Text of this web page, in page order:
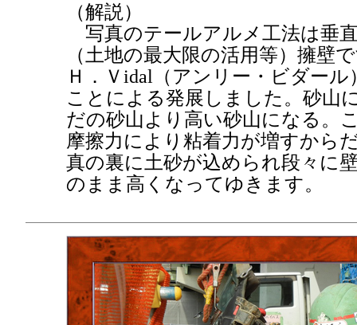
（解説）
写真のテールアルメ工法は垂
（土地の最大限の活用等）擁壁
Ｈ．Ｖidal（アンリー・ビダー
ことによる発展しました。砂山
だの砂山より高い砂山になる。
摩擦力により粘着力が増すから
真の裏に土砂が込められ段々に
のまま高くなってゆきます。